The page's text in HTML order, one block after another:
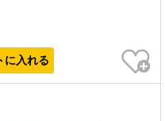
に入れる
お気に入り